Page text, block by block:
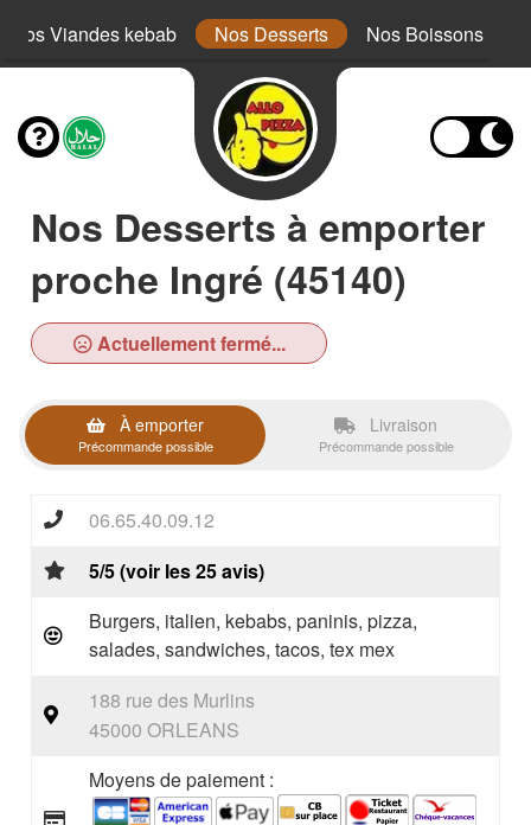
Nos Viandes kebab Nos Desserts Nos Boissons
Nos Desserts à emporter
proche Ingré (45140)
Actuellement fermé...
À emporter
Précommande possible
Livraison
Précommande possible
06.65.40.09.12
5/5 (voir les 25 avis)
Burgers, italien, kebabs, paninis, pizza,
salades, sandwiches, tacos, tex mex
188 rue des Murlins
45000 ORLEANS
Moyens de paiement :